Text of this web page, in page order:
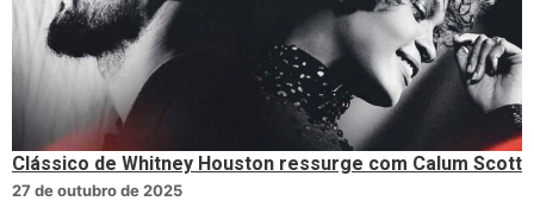
Clássico de Whitney Houston ressurge com Calum Scott
27 de outubro de 2025